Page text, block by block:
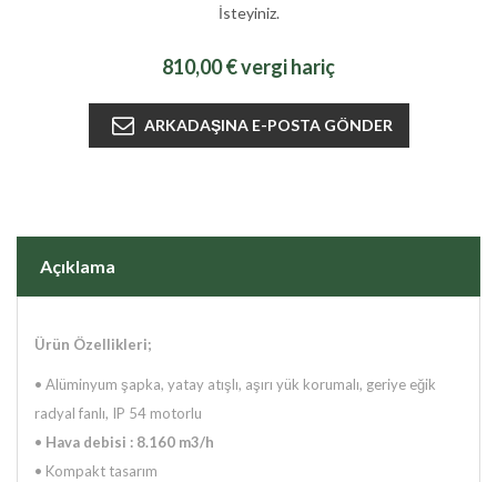
İsteyiniz.
810,00 € vergi hariç
Açıklama
Ürün Özellikleri;
• Alüminyum şapka, yatay atışlı, aşırı yük korumalı, geriye eğik
radyal fanlı, IP 54 motorlu
• Hava debisi : 8.160 m3/h
• Kompakt tasarım